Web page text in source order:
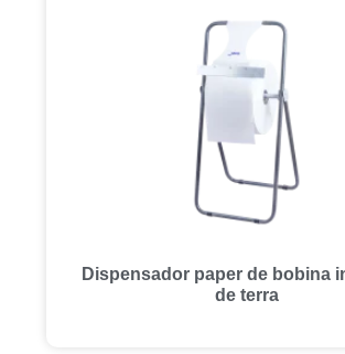
Dispensador paper de bobina
de terra